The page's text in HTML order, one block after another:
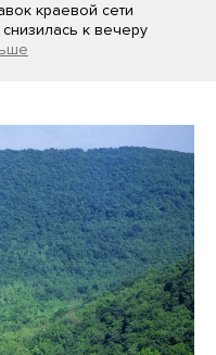
краевой сети
к вечеру